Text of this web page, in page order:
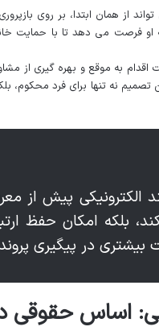
از همان ابتدا، بر روی
او فرصت می دهد تا با حمایت
اقدام به موقع و بهره گیری از
تصمیم نه تنها برای فرد محکوم،
الکترونیکی پیش از
بلکه امکان حفظ
در پیگیری
اساس حقوقی